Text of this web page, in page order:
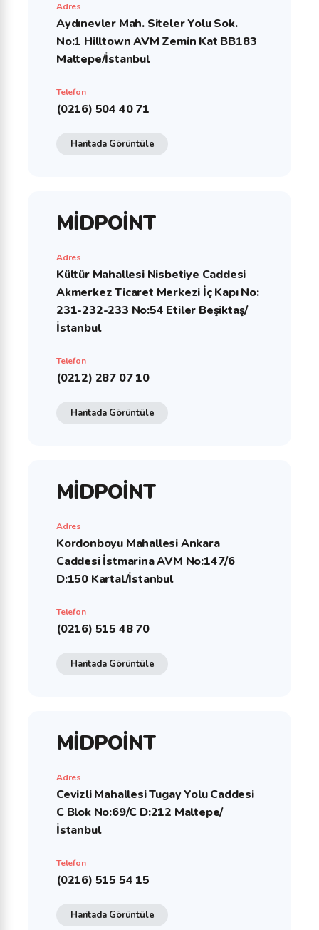
Adres
Aydınevler Mah. Siteler Yolu Sok.
No:1 Hilltown AVM Zemin Kat BB183
Maltepe/İstanbul
Telefon
(0216) 504 40 71
Haritada Görüntüle
MİDPOİNT
Adres
Kültür Mahallesi Nisbetiye Caddesi
Akmerkez Ticaret Merkezi İç Kapı No:
231-232-233 No:54 Etiler Beşiktaş/
İstanbul
Telefon
(0212) 287 07 10
Haritada Görüntüle
MİDPOİNT
Adres
Kordonboyu Mahallesi Ankara
Caddesi İstmarina AVM No:147/6
D:150 Kartal/İstanbul
Telefon
(0216) 515 48 70
Haritada Görüntüle
MİDPOİNT
Adres
Cevizli Mahallesi Tugay Yolu Caddesi
C Blok No:69/C D:212 Maltepe/
İstanbul
Telefon
(0216) 515 54 15
Haritada Görüntüle